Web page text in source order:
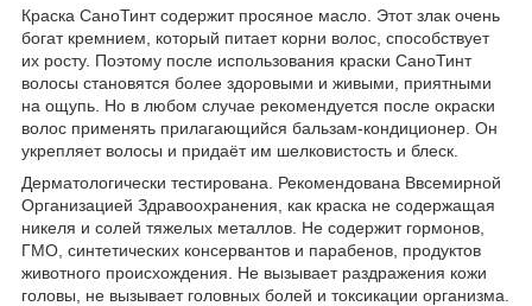
Краска СаноТинт содержит просяное масло. Этот злак очень
богат кремнием, который питает корни волос, способствует
их росту. Поэтому после использования краски СаноТинт
волосы становятся более здоровыми и живыми, приятными
на ощупь. Но в любом случае рекомендуется после окраски
волос применять прилагающийся бальзам-кондиционер. Он
укрепляет волосы и придаёт им шелковистость и блеск.
Дерматологически тестирована. Рекомендована Ввсемирной
Организацией Здравоохранения, как краска не содержащая
никеля и солей тяжелых металлов. Не содержит гормонов,
ГМО, синтетических консервантов и парабенов, продуктов
животного происхождения. Не вызывает раздражения кожи
головы, не вызывает головных болей и токсикации организма.